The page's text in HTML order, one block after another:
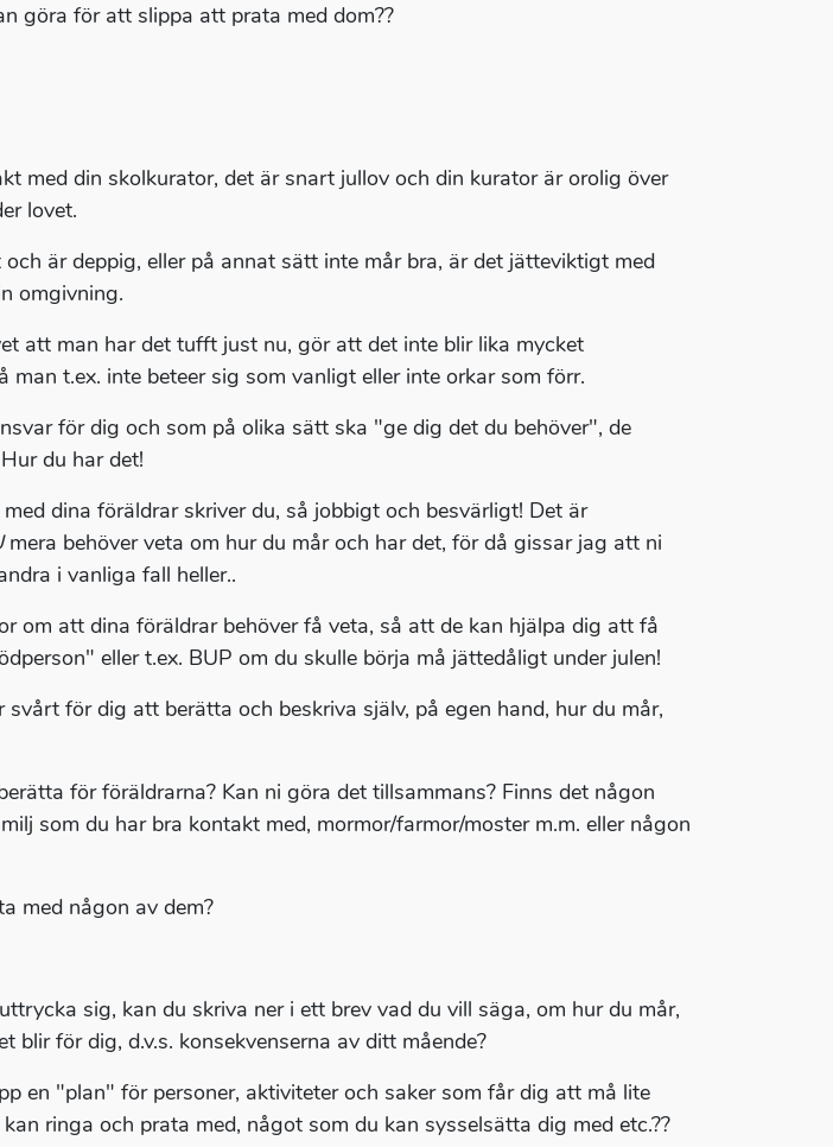
göra för att slippa att prata med dom??
med din skolkurator, det är snart jullov och din kurator är orolig över
lovet.
är deppig, eller på annat sätt inte mår bra, är det jätteviktigt med
omgivning.
att man har det tufft just nu, gör att det inte blir lika mycket
man t.ex. inte beteer sig som vanligt eller inte orkar som förr.
för dig och som på olika sätt ska "ge dig det du behöver", de
du har det!
dina föräldrar skriver du, så jobbigt och besvärligt! Det är
mera behöver veta om hur du mår och har det, för då gissar jag att ni
i vanliga fall heller..
om att dina föräldrar behöver få veta, så att de kan hjälpa dig att få
eller t.ex. BUP om du skulle börja må jättedåligt under julen!
svårt för dig att berätta och beskriva själv, på egen hand, hur du mår,
för föräldrarna? Kan ni göra det tillsammans? Finns det någon
som du har bra kontakt med, mormor/farmor/moster m.m. eller någon
med någon av dem?
sig, kan du skriva ner i ett brev vad du vill säga, om hur du mår,
blir för dig, d.v.s. konsekvenserna av ditt mående?
en "plan" för personer, aktiviteter och saker som får dig att må lite
ringa och prata med, något som du kan sysselsätta dig med etc.??